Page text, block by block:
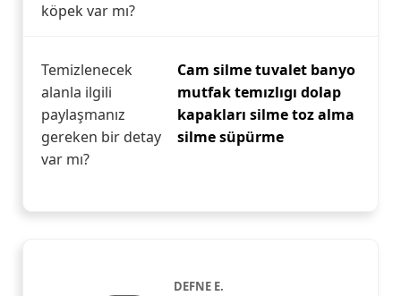
köpek var mı?
Temizlenecek
alanla ilgili
paylaşmanız
gereken bir detay
var mı?
Cam silme tuvalet banyo
mutfak temızlıgı dolap
kapakları silme toz alma
silme süpürme
DEFNE E.